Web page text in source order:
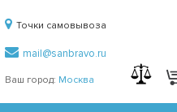
Точки самовывоза
mail@sanbravo.ru
Ваш город: Москва